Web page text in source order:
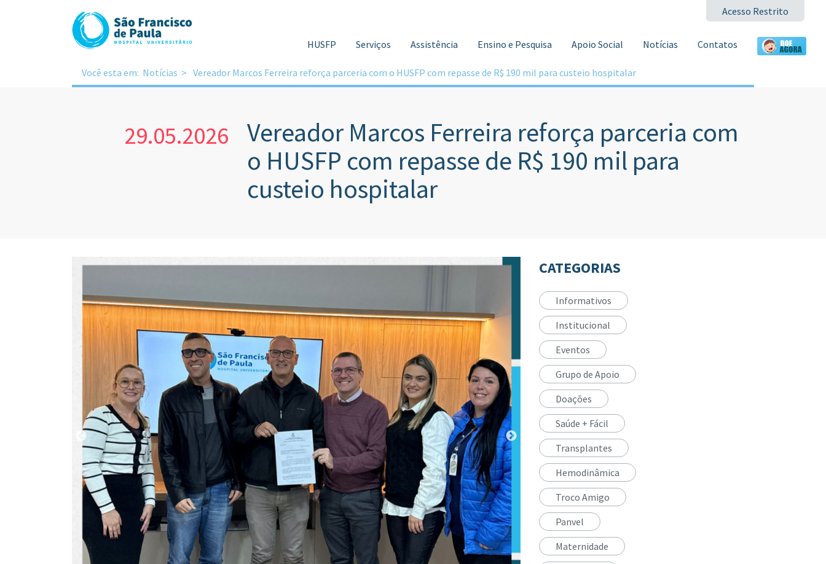
HUSFP Serviços Assistência Ensino e Pesquisa Apoio Social Notícias Contatos
Acesso Restrito
Você esta em: Notícias Vereador Marcos Ferreira reforça parceria com o HUSFP com repasse de R$ 190 mil para custeio hospitalar
29.05.2026
Vereador Marcos Ferreira reforça parceria com
o HUSFP com repasse de R$ 190 mil para
custeio hospitalar
CATEGORIAS
Informativos
Institucional
Eventos
Grupo de Apoio
Doações
Saúde + Fácil
Transplantes
Hemodinâmica
Troco Amigo
Panvel
Maternidade